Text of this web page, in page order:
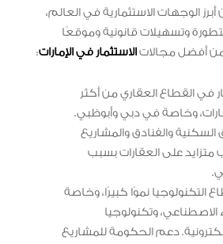
أبرز الوجهات الاستثمارية في العالم،
وتسهيلات قانونية وموقعًا
من أفضل مجالاتالاستثمار في الإمارات:
في القطاع العقاري من أكثر
وخاصة في دبي وأبوظبي.
والفنادق والمشاريع
متزايد على العقارات بسبب
التكنولوجيا نموًا كبيرًا، وخاصة
وتكنولوجيا
دعم الحكومة للمشاريع